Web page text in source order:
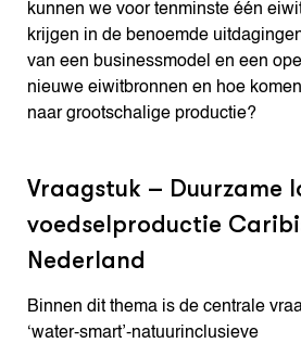
kunnen we voor tenminste één
krijgen in de benoemde
van een businessmodel en een
nieuwe eiwitbronnen en hoe
naar grootschalige productie?
Vraagstuk – Duurzame
voedselproductie
Nederland
Binnen dit thema is de centrale
‘water-smart’-natuurinclusieve